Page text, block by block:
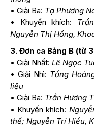
• Giải Ba: Tạ Phương
• Khuyến khích:
Nguyễn Thị Hồng,
3. Đơn ca Bảng B (từ
• Giải Nhất: Lê Ngọc
• Giải Nhì: Tống
liệu
• Giải Ba: Trần Hương
• Khuyến khích:
thể; Nguyễn Trí Hiếu,